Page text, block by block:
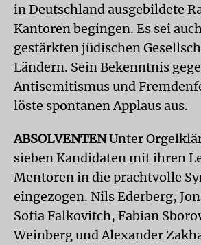
in Deutschland ausgebildete
Kantoren begingen. Es sei
gestärkten jüdischen
Ländern. Sein Bekenntnis
Antisemitismus und
löste spontanen Applaus aus.
ABSOLVENTENUnter
sieben Kandidaten mit ihren
Mentoren in die prachtvolle
eingezogen. Nils Ederberg,
Sofia Falkovitch, Fabian
Weinberg und Alexander